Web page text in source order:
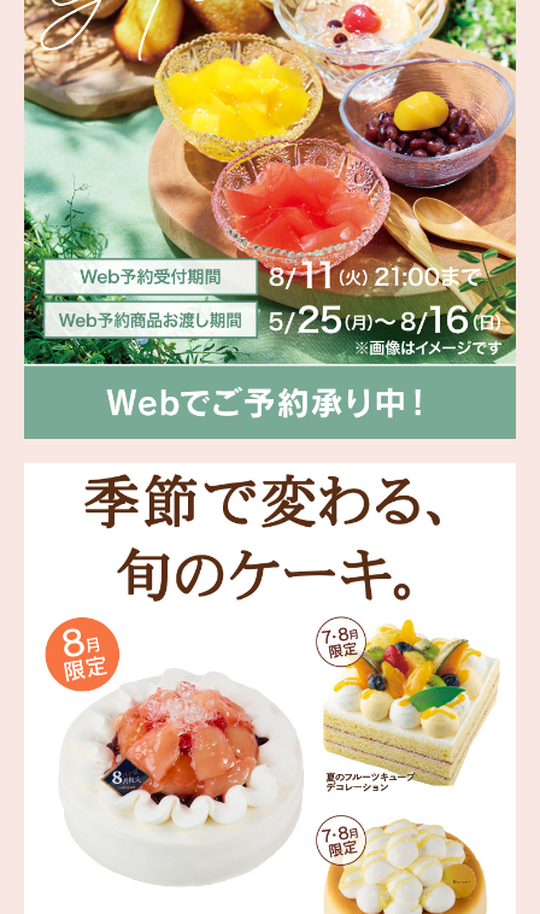
岳や末広がりを意味す
つ時」という意味を込
。雄大な八ヶ岳山麓の自
れる、こだわりのスイー
海外 Overseas shops
Malaysia
UAE
Thailand